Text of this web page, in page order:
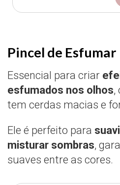
Pincel de Esfumar
Essencial para criar
esfumados nos olhos,
tem cerdas macias e
Ele é perfeito para
misturar sombras,
suaves entre as cores.